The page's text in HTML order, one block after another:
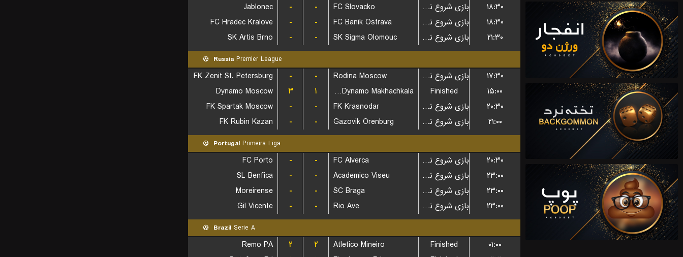
Jablonec
- - FC Slovacko بازی شروع نشده است
۱۸:۳۰
FC Hradec Kralove
- - FC Banik Ostrava بازی شروع نشده است
۱۸:۳۰
SK Artis Brno
- - SK Sigma Olomouc بازی شروع نشده است ۲۱:۳۰
Russia Premier League
FK Zenit St. Petersburg - - Rodina Moscow بازی شروع نشده است
۱۷:۳۰
Dynamo Moscow
۳ ۱ FC Dynamo Makhachkala Finished
۱۵:۰۰
FK Spartak Moscow
- - FK Krasnodar بازی شروع نشده است
۲۰:۳۰
FK Rubin Kazan
- - Gazovik Orenburg بازی شروع نشده است ۲۱:۰۰
Portugal Primeira Liga
FC Porto - - FC Alverca بازی شروع نشده است
۲۰:۳۰
SL Benfica
- - Academico Viseu بازی شروع نشده است
۲۳:۰۰
Moreirense
- - SC Braga بازی شروع نشده است
۲۳:۰۰
Gil Vicente
- - Rio Ave بازی شروع نشده است ۲۳:۰۰
Brazil Serie A
Remo PA ۲ ۲ Atletico Mineiro Finished
۰۱:۰۰